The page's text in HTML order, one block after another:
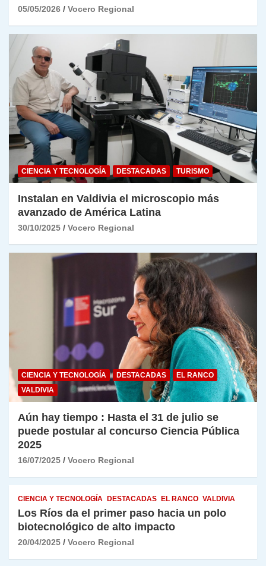
05/05/2026 Vocero Regional
CIENCIA Y TECNOLOGÍA DESTACADAS TURISMO
Instalan en Valdivia el microscopio más
avanzado de América Latina
30/10/2025 Vocero Regional
CIENCIA Y TECNOLOGÍA DESTACADAS
EL RANCO
VALDIVIA
Aún hay tiempo : Hasta el 31 de julio se
puede postular al concurso Ciencia Pública
2025
16/07/2025 Vocero Regional
CIENCIA Y TECNOLOGÍA DESTACADAS EL RANCO VALDIVIA
Los Ríos da el primer paso hacia un polo
biotecnológico de alto impacto
20/04/2025 Vocero Regional